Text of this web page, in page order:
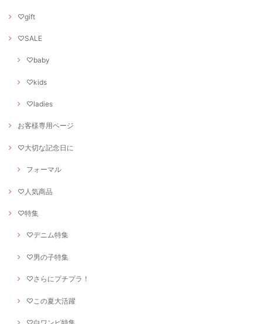
♡gift
♡SALE
♡baby
♡kids
♡ladies
お客様専用ページ
♡大切な記念日に
フォーマル
♡人気商品
♡特集
♡デニム特集
♡男の子特集
♡さらにプチプラ！
♡この夏大活躍